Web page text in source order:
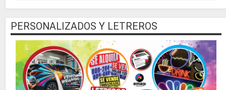
PERSONALIZADOS Y LETREROS